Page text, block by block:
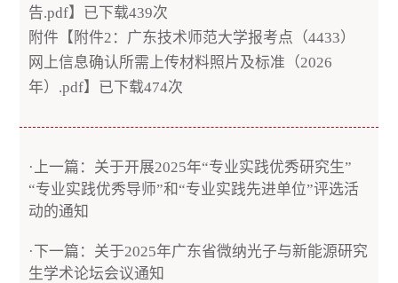
告.pdf】已下载439次
附件【 附件2：广东技术师范大学报考点（4433）
网上信息确认所需上传材料照片及标准（2026
年）.pdf】已下载474次
·上一篇：关于开展2025年“专业实践优秀研究生”
“专业实践优秀导师”和“专业实践先进单位”评选活
动的通知
·下一篇：关于2025年广东省微纳光子与新能源研究
生学术论坛会议通知